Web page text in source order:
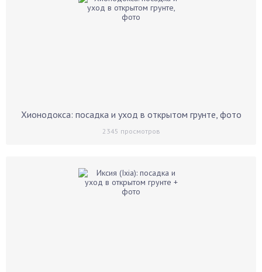
Хионодокса: посадка и уход в открытом грунте, фото
2345 просмотров